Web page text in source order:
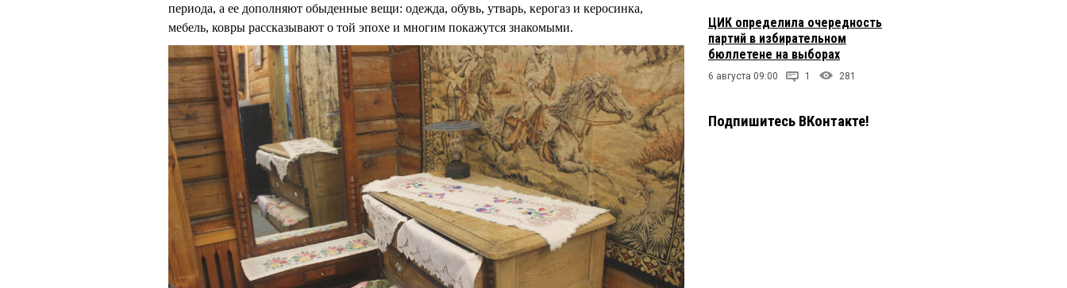
периода, а ее дополняют обыденные вещи: одежда, обувь, утварь, керогаз и керосинка,
мебель, ковры рассказывают о той эпохе и многим покажутся знакомыми.
ЦИК определила очередность
партий в избирательном
бюллетене на выборах
6 августа 09:00 1 281
Подпишитесь ВКонтакте!